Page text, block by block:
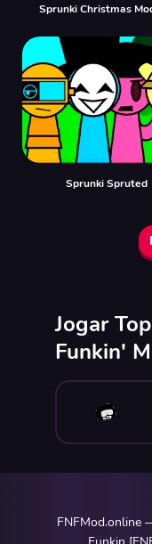
Sprunki Christmas
Sprunki Spruted
Jogar
Funkin'
FNFMod.online